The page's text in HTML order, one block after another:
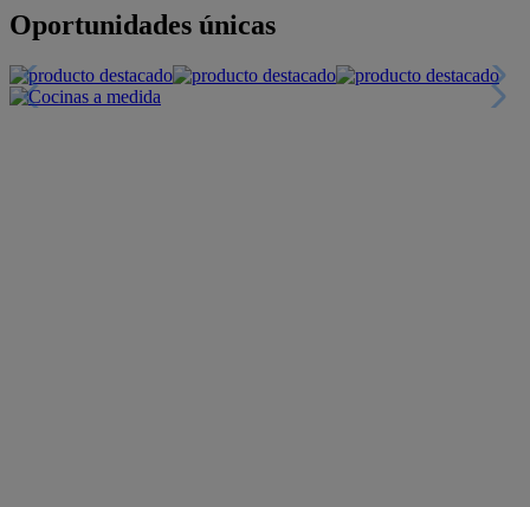
Oportunidades únicas